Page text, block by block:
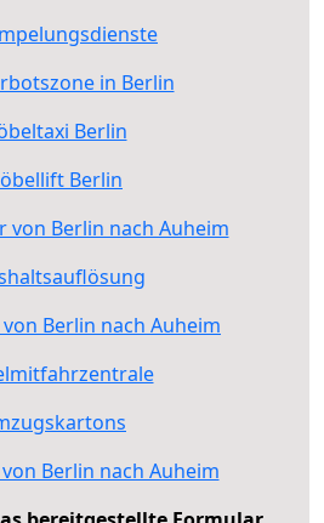
in Berlin
Berlin
Berlin
von Berlin nach Auheim
Berlin nach Auheim
Berlin nach Auheim